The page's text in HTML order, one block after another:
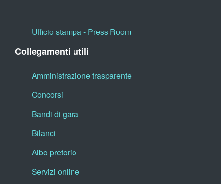
Ufficio stampa - Press Room
Collegamenti utili
Amministrazione trasparente
Concorsi
Bandi di gara
Bilanci
Albo pretorio
Servizi online